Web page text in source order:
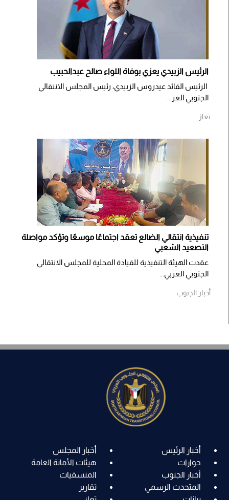
الرئيس الزبيدي يعزي بوفاة اللواء صالح عبدالحبيب
الرئيس القائد عيدروس الزبيدي، رئيس المجلس الانتقالي
الجنوبي العر...
تعاز
تنفيذية انتقالي الضالع تعقد اجتماعًا موسعًا وتؤكد مواصلة
التصعيد الشعبي
عقدت الهيئة التنفيذية للقيادة المحلية للمجلس الانتقالي
الجنوبي العربي...
أخبار الجنوب
أخبار الرئيس
أخبار المجلس
حوارات
هيئات الأمانة العامة
أخبار الجنوب
المنسقيات
المتحدث الرسمي
تقارير